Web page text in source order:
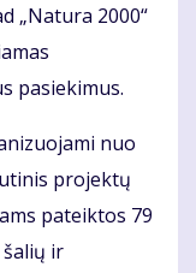
„Natura 2000“
pasiekimus.
nuo
projektų
pateiktos 79
ir